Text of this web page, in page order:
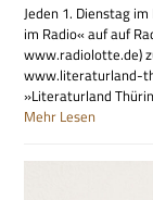
Jeden 1. Dienstag
im Radio« auf auf
www.radiolotte.de)
www.literaturland-
»Literaturland
Mehr Lesen